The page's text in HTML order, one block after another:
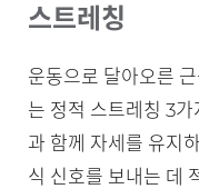
스트레칭
운동으로 달아오른
는 정적 스트레칭 3
과 함께 자세를 유지
식 신호를 보내는 데